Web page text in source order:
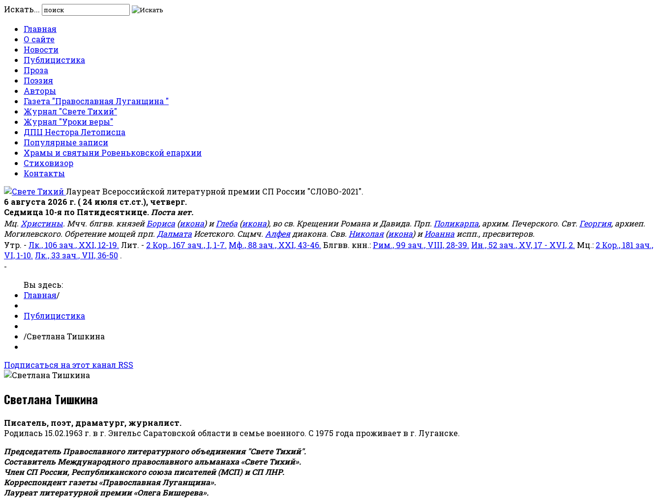
Искать...
Главная
О сайте
Новости
Публицистика
Проза
Поэзия
Авторы
Газета "Православная Луганщина "
Журнал "Свете Тихий"
Журнал "Уроки веры"
ДПЦ Нестора Летописца
Популярные записи
Храмы и святыни Ровеньковской епархии
Стиховизор
Контакты
Лауреат Всероссийской литературной премии СП России "СЛОВО-2021".
6 августа 2026 г. ( 24 июля ст.ст.), четверг.
Седмица 10-я по Пятидесятнице. Поста нет.
Мц. Христины. Мчч. блгвв. князейБориса (икона) иГлеба (икона), во св. Крещении Романа и Давида. Прп. Поликарпа, архим. Печерского. Свт. Георгия, архиеп.
Могилевского. Обретение мощей прп. Далмата Исетского. Сщмч. Алфеядиакона. Свв. Николая(икона) иИоанна испп., пресвитеров.
Утр. - Лк., 106 зач., XXI, 12-19. Лит. - 2 Кор., 167 зач., I, 1-7. Мф., 88 зач., XXI, 43-46. Блгвв. кнн.: Рим., 99 зач., VIII, 28-39. Ин., 52 зач., XV, 17 - XVI, 2. Мц.: 2 Кор., 181 зач.,
VI, 1-10. Лк., 33 зач., VII, 36-50 .
-
Вы здесь:
Главная/
Публицистика
/Светлана Тишкина
Подписаться на этот канал RSS
Светлана Тишкина
Писатель, поэт, драматург, журналист.
Родилась 15.02.1963 г. в г. Энгельс Саратовской области в семье военного. С 1975 года проживает в г. Луганске.
Председатель Православного литературного объединения "Свете Тихий".
Составитель Международного православного альманаха «Свете Тихий».
Член СП России, Республиканского союза писателей (МСП) и СП ЛНР.
Корреспондент газеты «Православная Луганщина».
Лауреат литературной премии «Олега Бишерева».